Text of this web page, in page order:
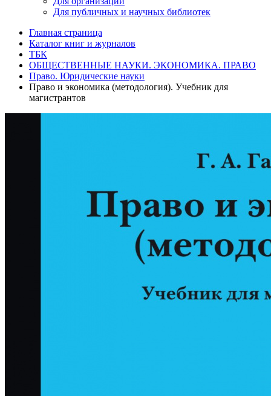
Для публичных и научных библиотек
Главная страница
Каталог книг и журналов
ТБК
ОБЩЕСТВЕННЫЕ НАУКИ. ЭКОНОМИКА. ПРАВО
Право. Юридические науки
Право и экономика (методология). Учебник для
магистрантов